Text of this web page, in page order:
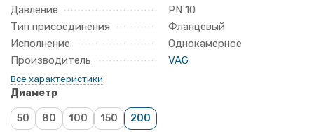
Давление
PN 10
Тип присоединения
Фланцевый
Исполнение
Однокамерное
Производитель
VAG
Все характеристики
Диаметр
50 80 100 150 200